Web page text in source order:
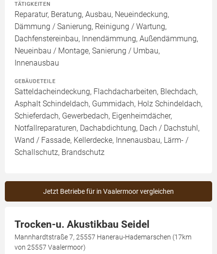
TÄTIGKEITEN
Reparatur, Beratung, Ausbau, Neueindeckung,
Dämmung / Sanierung, Reinigung / Wartung,
Dachfenstereinbau, Innendämmung, Außendämmung,
Neueinbau / Montage, Sanierung / Umbau,
Innenausbau
GEBÄUDETEILE
Satteldacheindeckung, Flachdacharbeiten, Blechdach,
Asphalt Schindeldach, Gummidach, Holz Schindeldach,
Schieferdach, Gewerbedach, Eigenheimdächer,
Notfallreparaturen, Dachabdichtung, Dach / Dachstuhl,
Wand / Fassade, Kellerdecke, Innenausbau, Lärm- /
Schallschutz, Brandschutz
Jetzt Betriebe für in Vaalermoor vergleichen
Trocken-u. Akustikbau Seidel
Mannhardtstraße 7, 25557 Hanerau-Hademarschen (17km
von 25557 Vaalermoor)